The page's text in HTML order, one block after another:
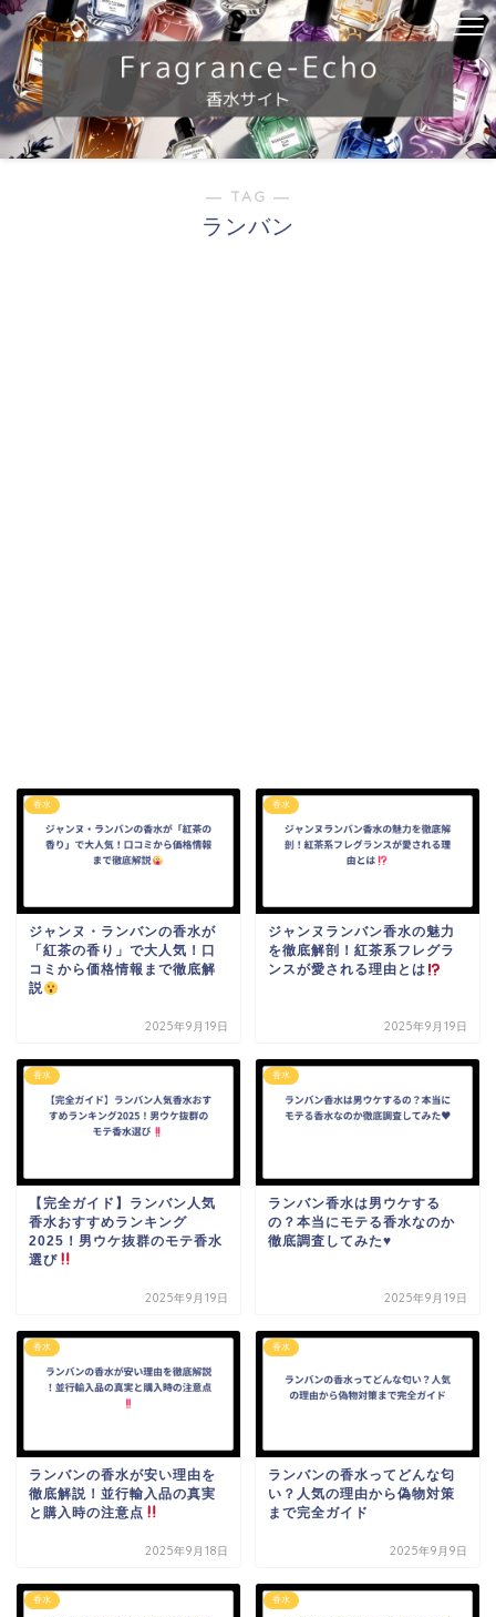
― TAG ―
ランバン
香水
ジャンヌ・ランバンの香水が
「紅茶の香り」で大人気！口
コミから価格情報まで徹底解
説
2025年9月19日
香水
ジャンヌランバン香水の魅力
を徹底解剖！紅茶系フレグラ
ンスが愛される理由とは
2025年9月19日
香水
【完全ガイド】ランバン人気
香水おすすめランキング
2025！男ウケ抜群のモテ香水
選び
2025年9月19日
香水
ランバン香水は男ウケする
の？本当にモテる香水なのか
徹底調査してみた♥️
2025年9月19日
香水
ランバンの香水が安い理由を
徹底解説！並行輸入品の真実
と購入時の注意点
2025年9月18日
香水
ランバンの香水ってどんな匂
い？人気の理由から偽物対策
まで完全ガイド
2025年9月9日
香水 香水